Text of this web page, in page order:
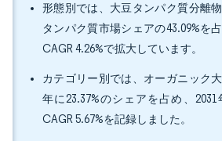
形態別では、大豆タンパク質分離
タンパク質市場シェアの43.09%を
CAGR 4.26%で拡大しています。
カテゴリー別では、オーガニック
年に23.37%のシェアを占め、
CAGR 5.67%を記録しました。